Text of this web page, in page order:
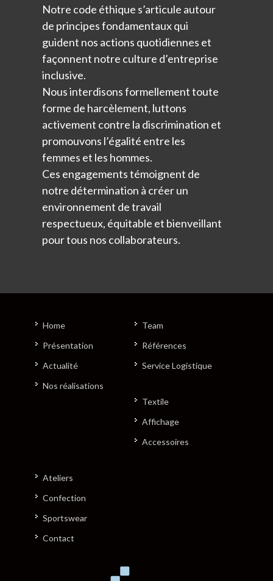
Notre code éthique s’articule autour
de principes fondamentaux qui
guident nos actions quotidiennes et
façonnent notre culture d’entreprise
inclusive.
Nous interdisons formellement toute
forme de harcèlement, luttons
activement contre la discrimination et
promouvons l’égalité entre les
femmes et les hommes.
Ces engagements témoignent de
notre détermination à créer un
environnement de travail
respectueux, équitable et bienveillant
pour tous nos collaborateurs.
Home
Présentation
Actualité
Nos réalisations
Team
Références
Service Logistique
Textile
Affichage
Accessoires
Ateliers
Confection
Sportswear
Contact